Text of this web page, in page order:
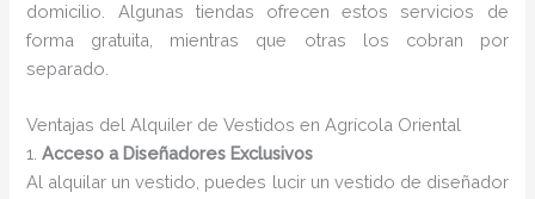
domicilio. Algunas tiendas ofrecen estos servicios de
forma gratuita, mientras que otras los cobran por
separado.
Ventajas del Alquiler de Vestidos en Agrícola Oriental
1.Acceso a Diseñadores Exclusivos
Al alquilar un vestido, puedes lucir un vestido de diseñador